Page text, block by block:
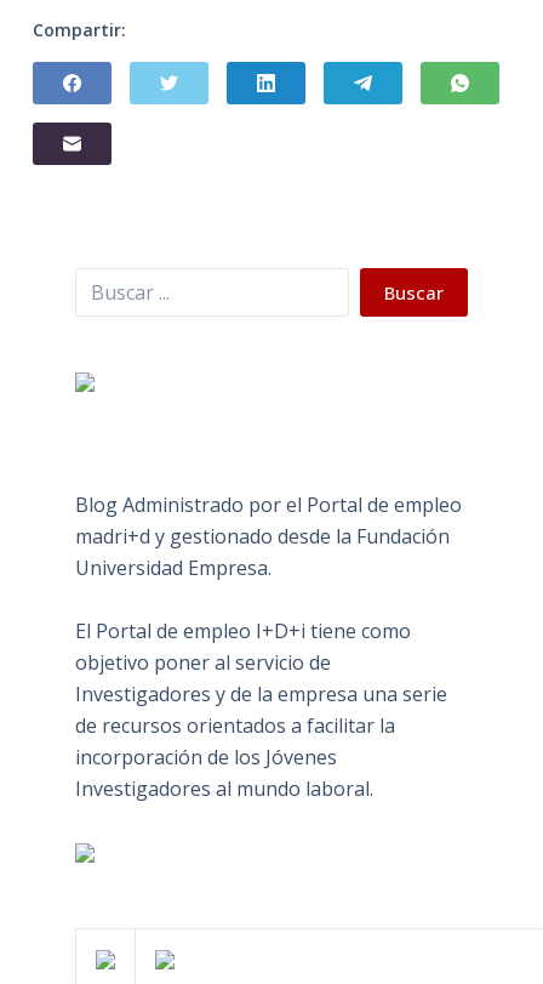
Compartir:
Buscar Buscar
Blog Administrado por el Portal de empleo
madri+d y gestionado desde la Fundación
Universidad Empresa.
El Portal de empleo I+D+i tiene como
objetivo poner al servicio de
Investigadores y de la empresa una serie
de recursos orientados a facilitar la
incorporación de los Jóvenes
Investigadores al mundo laboral.